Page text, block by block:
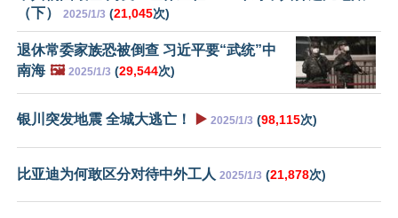
（下）
2025/1/3 (21,045次)
退休常委家族恐被倒查 习近平要“武统”中
南海 🖼️ 2025/1/3 (29,544次)
银川突发地震 全城大逃亡！ ▶️ 2025/1/3 (98,115次)
比亚迪为何敢区分对待中外工人 2025/1/3 (21,878次)